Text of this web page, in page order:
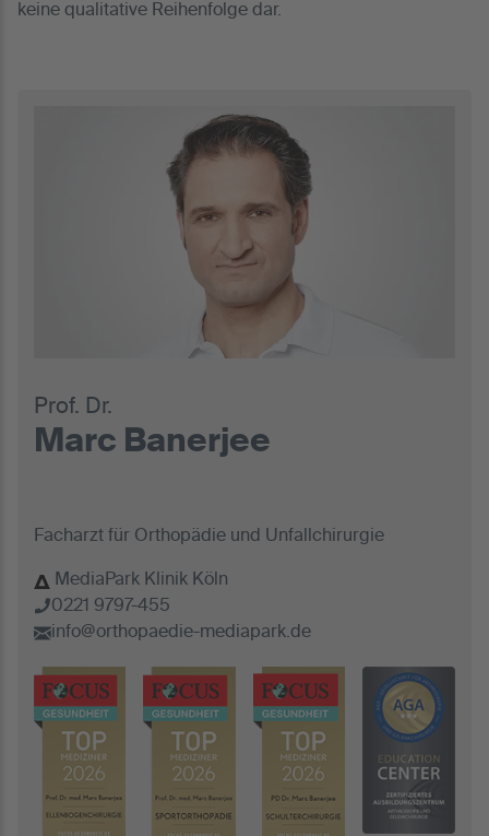
keine qualitative Reihenfolge dar.
Prof. Dr.
Marc Banerjee
Facharzt für Orthopädie und Unfallchirurgie
MediaPark Klinik Köln
0221 9797-455
info@orthopaedie-mediapark.de